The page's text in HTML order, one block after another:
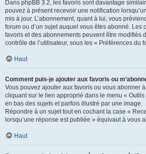
Dans phpBB 3.2, les favoris sont davantage
pouvez à présent recevoir une notification
mis à jour. L’abonnement, quant à lui, vous
forum ou d’un sujet auquel vous êtes abonné. Les
favoris et des abonnements peuvent être modifiés
contrôle de l’utilisateur, sous les « Préférences du
Haut
Comment puis-je ajouter aux favoris ou
Vous pouvez ajouter aux favoris ou vous abonner
cliquant sur le lien approprié dans le menu «
en bas des sujets et parfois illustré par une image.
Répondre à un sujet tout en cochant la case «
lorsqu’une réponse est publiée » équivaut à vous
Haut